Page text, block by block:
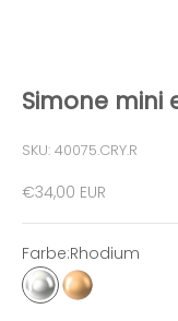
Simone mini
SKU: 40075.CRY.R
Angebot
€34,00 EUR
Farbe:Rhodium
Rhodium
Gold